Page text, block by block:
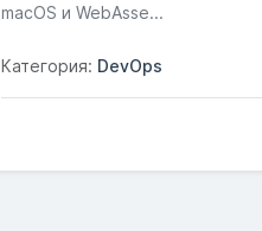
macOS и WebAsse...
Категория: DevOps